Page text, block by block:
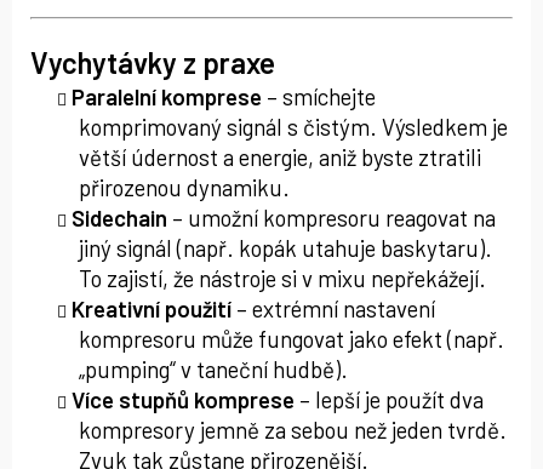
Vychytávky z praxe
Paralelní komprese – smíchejte
komprimovaný signál s čistým. Výsledkem je
větší údernost a energie, aniž byste ztratili
přirozenou dynamiku.
Sidechain – umožní kompresoru reagovat na
jiný signál (např. kopák utahuje baskytaru).
To zajistí, že nástroje si v mixu nepřekážejí.
Kreativní použití – extrémní nastavení
kompresoru může fungovat jako efekt (např.
„pumping“ v taneční hudbě).
Více stupňů komprese – lepší je použít dva
kompresory jemně za sebou než jeden tvrdě.
Zvuk tak zůstane přirozenější.